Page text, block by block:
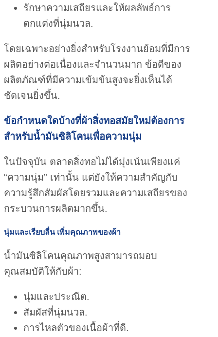
รักษาความเสถียรและให้ผลลัพธ์การ
ตกแต่งที่นุ่มนวล.
โดยเฉพาะอย่างยิ่งสำหรับโรงงานย้อมที่มีการ
ผลิตอย่างต่อเนื่องและจำนวนมาก ข้อดีของ
ผลิตภัณฑ์ที่มีความเข้มข้นสูงจะยิ่งเห็นได้
ชัดเจนยิ่งขึ้น.
ข้อกำหนดใดบ้างที่ผ้าสิ่งทอสมัยใหม่ต้องการ
สำหรับน้ำมันซิลิโคนเพื่อความนุ่ม
ในปัจจุบัน ตลาดสิ่งทอไม่ได้มุ่งเน้นเพียงแค่
“ความนุ่ม” เท่านั้น แต่ยังให้ความสำคัญกับ
ความรู้สึกสัมผัสโดยรวมและความเสถียรของ
กระบวนการผลิตมากขึ้น.
นุ่มและเรียบลื่น เพิ่มคุณภาพของผ้า
น้ำมันซิลิโคนคุณภาพสูงสามารถมอบ
คุณสมบัติให้กับผ้า:
นุ่มและประณีต.
สัมผัสที่นุ่มนวล.
การไหลตัวของเนื้อผ้าที่ดี.